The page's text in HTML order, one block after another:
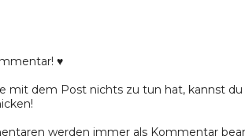
♥
mit dem Post nichts zu tun hat, kannst
werden immer als Kommentar